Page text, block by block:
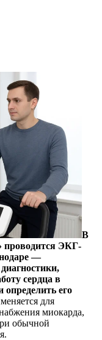
В
проводится ЭКГ-
—
сердца в
его
для
миокарда,
обычной